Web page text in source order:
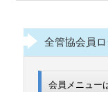
全管協会員
会員メニュー